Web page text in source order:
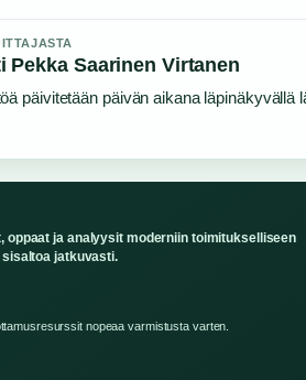
Pekka Saarinen Virtanen
päivitetään päivän aikana läpinäkyvällä
oppaat ja analyysit moderniin toimitukselliseen
sisaltoa jatkuvasti.
nopeaa varmistusta varten.